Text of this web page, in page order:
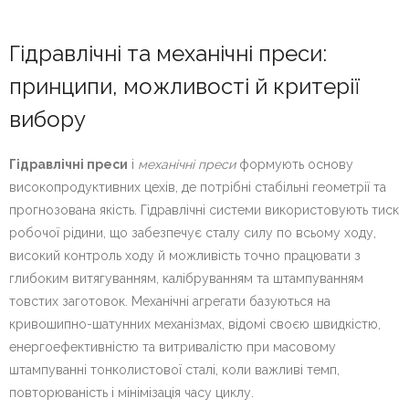
Гідравлічні та механічні преси:
принципи, можливості й критерії
вибору
Гідравлічні преси і механічні пресиформують основу
високопродуктивних цехів, де потрібні стабільні геометрії та
прогнозована якість. Гідравлічні системи використовують тиск
робочої рідини, що забезпечує сталу силу по всьому ходу,
високий контроль ходу й можливість точно працювати з
глибоким витягуванням, калібруванням та штампуванням
товстих заготовок. Механічні агрегати базуються на
кривошипно-шатунних механізмах, відомі своєю швидкістю,
енергоефективністю та витривалістю при масовому
штампуванні тонколистової сталі, коли важливі темп,
повторюваність і мінімізація часу циклу.